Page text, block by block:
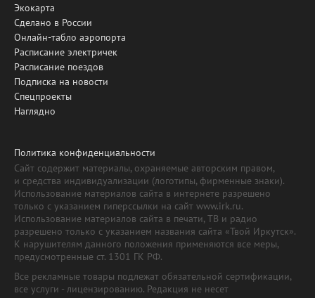
Экокарта
Сделано в России
Онлайн-табло аэропорта
Расписание электричек
Расписание поездов
Подписка на новости
Спецпроекты
Наглядно
Политика конфиденциальности
Сайт содержит материалы, охраняемые авторским правом,
и средства индивидуализации (логотипы, фирменные знаки).
Использование материалов сайта в интернете разрешено
только с указанием гиперссылки на сайт www.irk.ru.
Использование материалов сайта в печати, ТВ и радио
разрешено только с указанием названия сайта «Твой Иркутск».
К нарушителям данного положения применяются все меры,
предусмотренные ст. 1301 ГК РФ.
Все рекламные товары подлежат обязательной сертификации,
все услуги - лицензированию. Редакция не несет